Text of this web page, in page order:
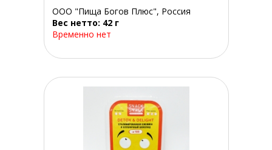
ООО "Пища Богов Плюс", Россия
Вес нетто: 42 г
Временно нет